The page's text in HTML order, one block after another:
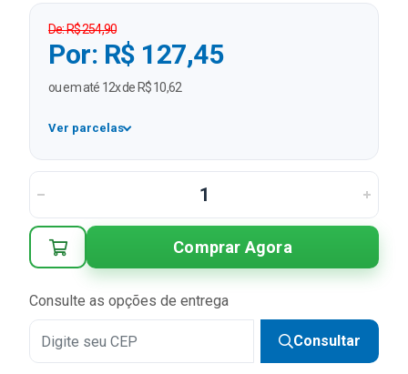
De: R$ 254,90
Por: R$ 127,45
ou em até 12x de R$ 10,62
Ver parcelas
1x R$ 127,45
3x R$ 42,48 sem juros
4x R$ 31,86 sem juros
5x
7x R$ 18,21 sem juros
Comprar Agora
Consulte as opções de entrega
Consultar